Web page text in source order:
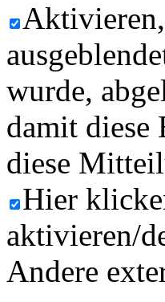
wurde,
damit
diese
Hier
aktivieren/
Andere